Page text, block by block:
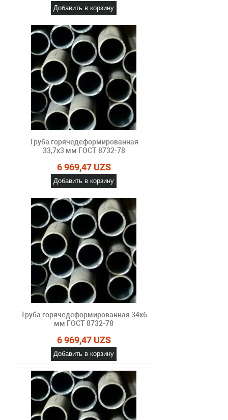
Добавить в корзину
Труба горячедеформированная
33,7х3 мм ГОСТ 8732-78
6 969,47 UZS
Добавить в корзину
Труба горячедеформированная 34х6
мм ГОСТ 8732-78
6 969,47 UZS
Добавить в корзину